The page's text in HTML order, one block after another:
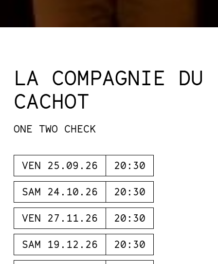
LA COMPAGNIE DU
CACHOT
ONE TWO CHECK
VEN 25.09.26 20:30
SAM 24.10.26 20:30
VEN 27.11.26 20:30
SAM 19.12.26 20:30